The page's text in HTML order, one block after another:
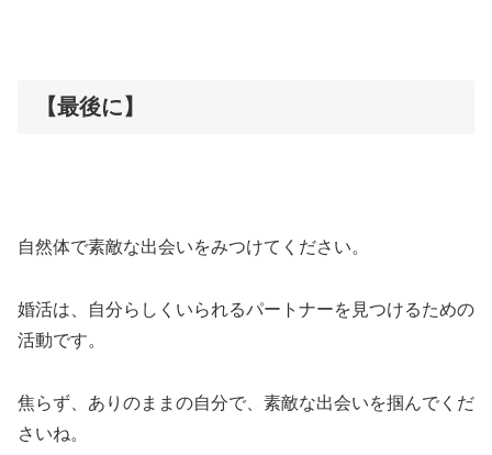
【最後に】
自然体で素敵な出会いをみつけてください。
婚活は、自分らしくいられるパートナーを見つけるための
活動です。
焦らず、ありのままの自分で、素敵な出会いを掴んでくだ
さいね。